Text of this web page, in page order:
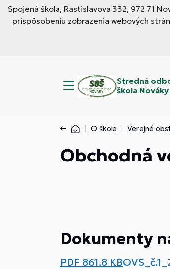
Spojená škola, Rastislavova 332, 972 71
prispôsobeniu zobrazenia webových
Stredná
škola Nováky
O škole Verejné
Obchodná
Dokumenty
PDF 861.8 KB